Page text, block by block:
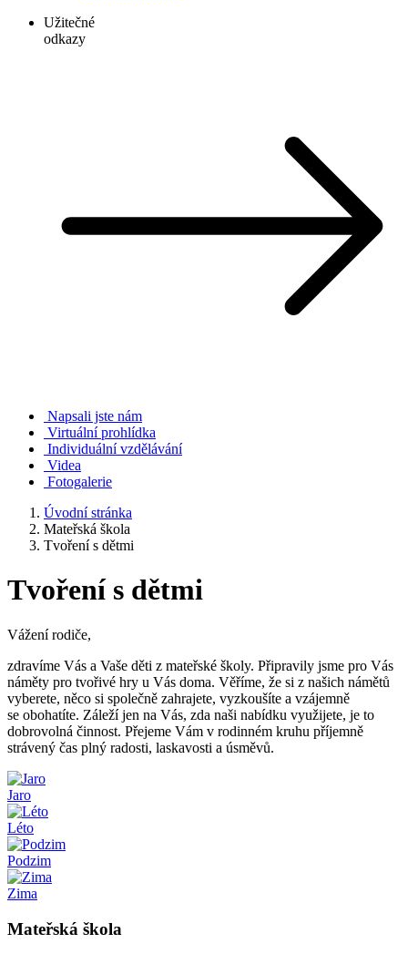
Užitečné
odkazy
Napsali jste nám
Virtuální prohlídka
Individuální vzdělávání
Videa
Fotogalerie
Úvodní stránka
Mateřská škola
Tvoření s dětmi
Tvoření s dětmi
Vážení rodiče,
zdravíme Vás a Vaše děti z mateřské školy. Připravily jsme pro Vás
náměty pro tvořivé hry u Vás doma. Věříme, že si z našich námětů
vyberete, něco si společně zahrajete, vyzkoušíte a vzájemně
se obohatíte. Záleží jen na Vás, zda naši nabídku využijete, je to
dobrovolná činnost. Přejeme Vám v rodinném kruhu příjemně
strávený čas plný radosti, laskavosti a úsměvů.
Jaro
Léto
Podzim
Zima
Mateřská škola